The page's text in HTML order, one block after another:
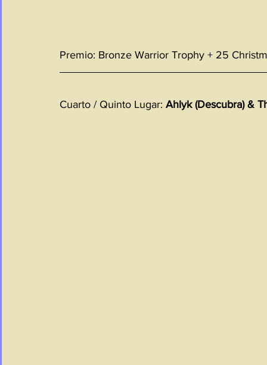
Premio: Bronze Warrior Trophy + 25
Cuarto / Quinto Lugar: Ahlyk (Descubra) &